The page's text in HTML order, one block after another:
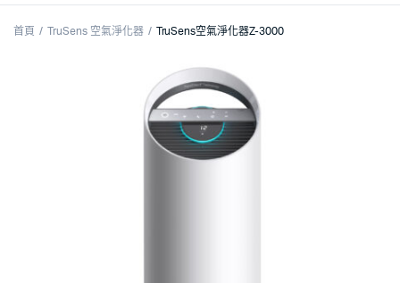
首頁 TruSens 空氣淨化器 TruSens空氣淨化器Z-3000